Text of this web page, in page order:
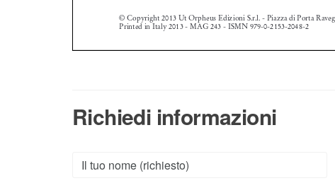
Richiedi informazioni